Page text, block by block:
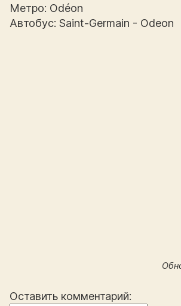
Метро: Odéon
Автобус: Saint-Germain - Odeon
Оставить комментарий: